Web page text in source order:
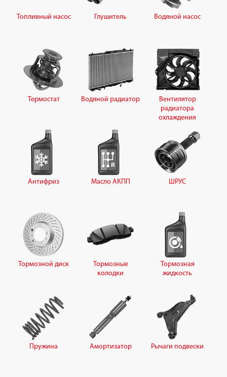
Топливный насос Глушитель Водяной насос
Термостат Водяной радиатор
Вентилятор
радиатора
охлаждения
Антифриз Масло АКПП ШРУС
Тормозной диск
Тормозные
колодки
Тормозная
жидкость
Пружина Амортизатор Рычаги подвески